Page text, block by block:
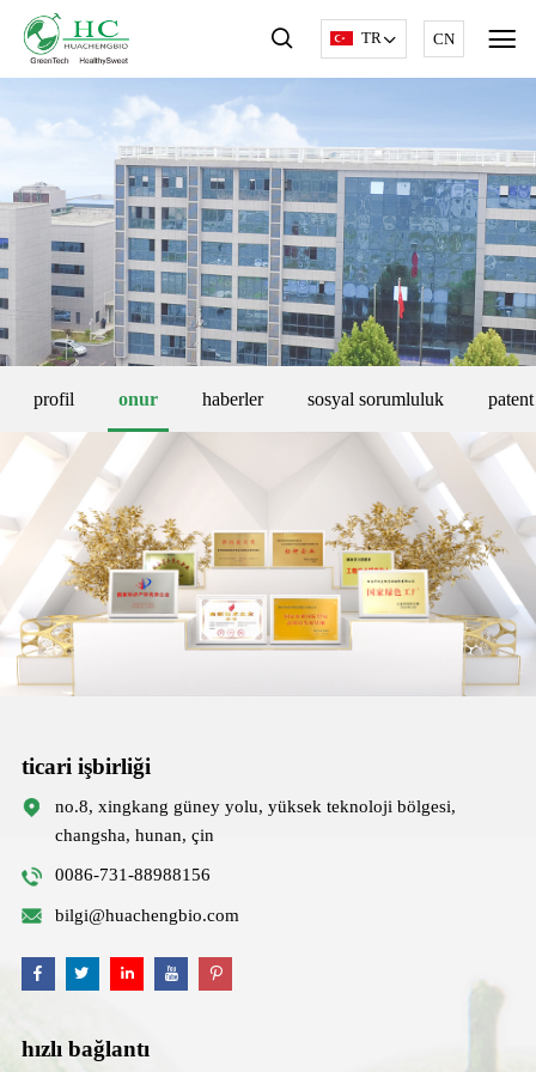
TR CN
profil onur haberler sosyal sorumluluk patent
ticari işbirliği
no.8, xingkang güney yolu, yüksek teknoloji bölgesi,
changsha, hunan, çin
0086-731-88988156
bilgi@huachengbio.com
hızlı bağlantı